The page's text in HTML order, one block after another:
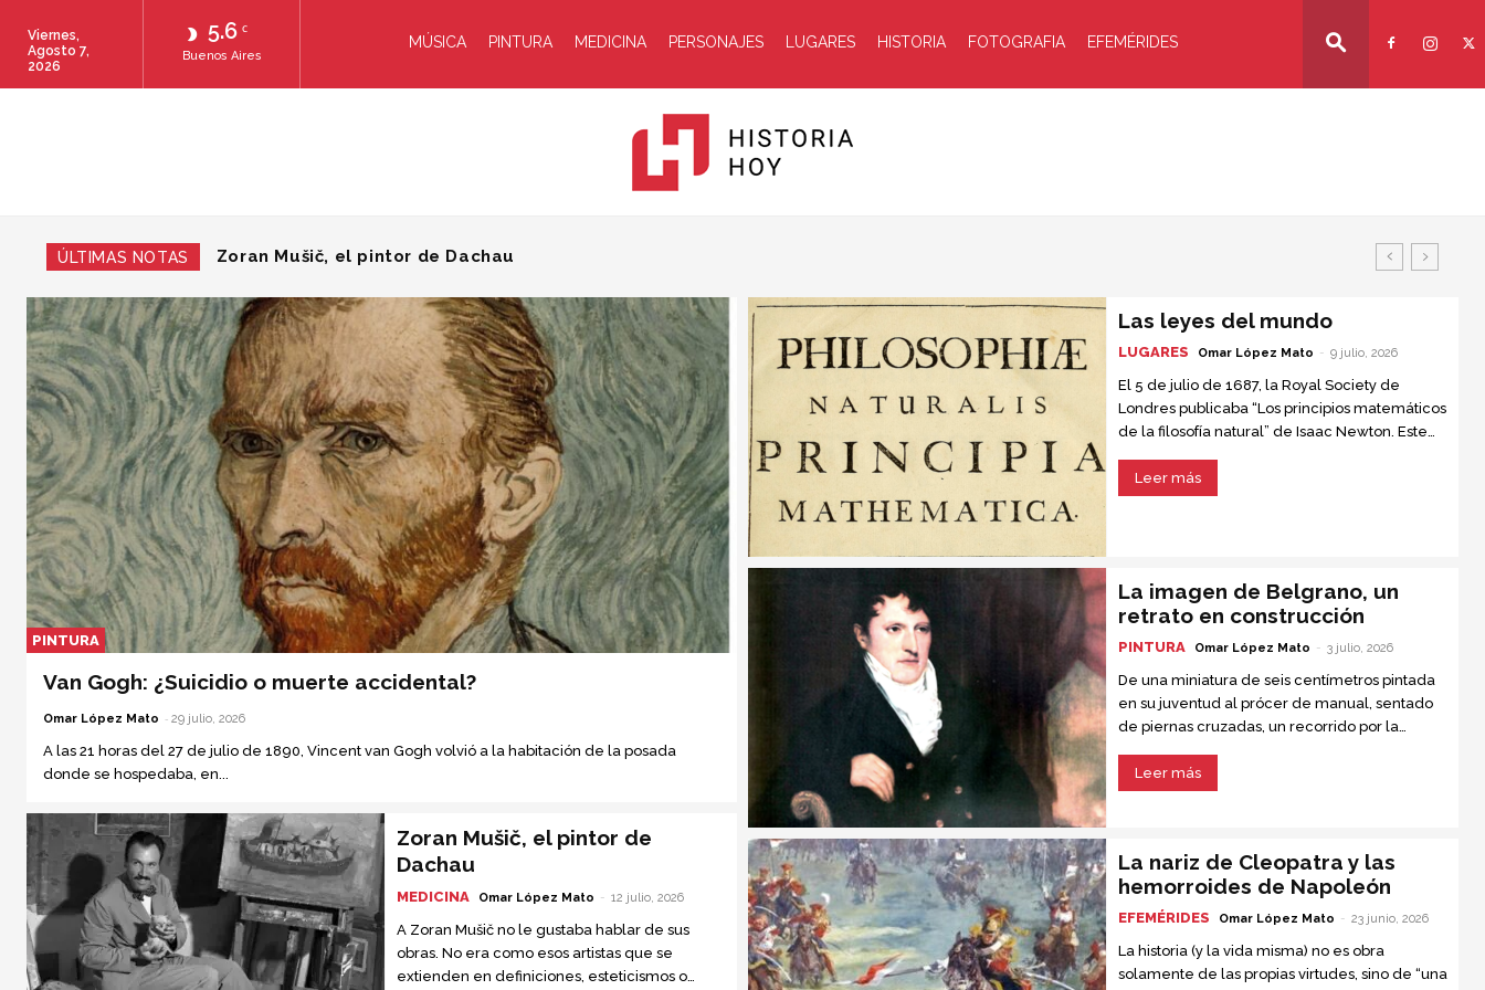
5.6 C
Buenos Aires
Viernes,
Agosto 7,
2026
MÚSICA PINTURA MEDICINA PERSONAJES LUGARES HISTORIA FOTOGRAFIA EFEMÉRIDES
Hoy
ÚLTIMAS NOTAS Las leyes del mundo
PINTURA
Van Gogh: ¿Suicidio o muerte accidental?
Omar López Mato - 29 julio, 2026
A las 21 horas del 27 de julio de 1890, Vincent van Gogh volvió a la habitación de la posada
donde se hospedaba, en...
Zoran Mušič, el pintor de
Dachau
MEDICINA Omar López Mato - 12 julio, 2026
A Zoran Mušič no le gustaba hablar de sus
obras. No era como esos artistas que se
extienden en definiciones, esteticismos o
Las leyes del mundo
LUGARES Omar López Mato - 9 julio, 2026
El 5 de julio de 1687, la Royal Society de
Londres publicaba “Los principios matemáticos
de la filosofía natural” de Isaac Newton. Este
entendía”, se convirtió en la obra científica más
importante jamás escrita.
Leer más
La imagen de Belgrano, un
retrato en construcción
PINTURA Omar López Mato - 3 julio, 2026
De una miniatura de seis centímetros pintada
en su juventud al prócer de manual, sentado
de piernas cruzadas, un recorrido por la
Leer más
La nariz de Cleopatra y las
hemorroides de Napoleón
EFEMÉRIDES Omar López Mato - 23 junio, 2026
La historia (y la vida misma) no es obra
solamente de las propias virtudes, sino de “una